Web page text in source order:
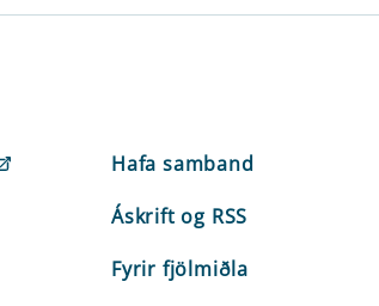
Hafa samband
Áskrift og RSS
Fyrir fjölmiðla